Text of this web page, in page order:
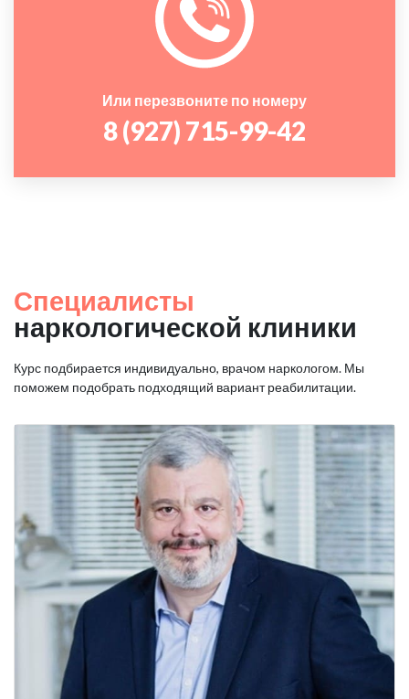
Или перезвоните по номеру
8 (927) 715-99-42
Специалисты
наркологической клиники
Курс подбирается индивидуально, врачом наркологом. Мы
поможем подобрать подходящий вариант реабилитации.